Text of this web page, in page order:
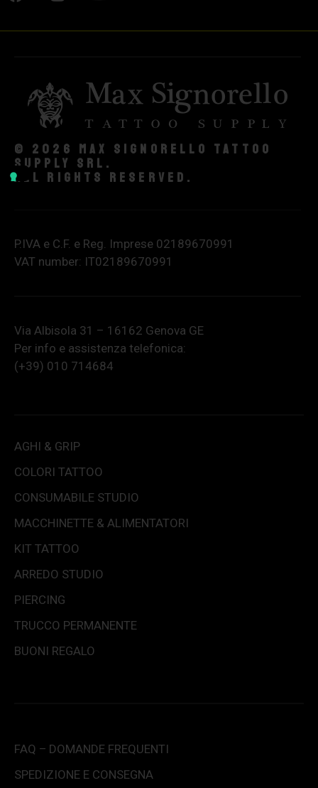
© 2026 Max Signorello Tattoo
supply srl.
All rights reserved.
P.IVA e C.F. e Reg. Imprese 02189670991
VAT number: IT02189670991
Via Albisola 31 – 16162 Genova GE
Per info e assistenza telefonica:
(+39) 010 714684
AGHI & GRIP
COLORI TATTOO
CONSUMABILE STUDIO
MACCHINETTE & ALIMENTATORI
KIT TATTOO
ARREDO STUDIO
PIERCING
TRUCCO PERMANENTE
BUONI REGALO
FAQ – DOMANDE FREQUENTI
SPEDIZIONE E CONSEGNA